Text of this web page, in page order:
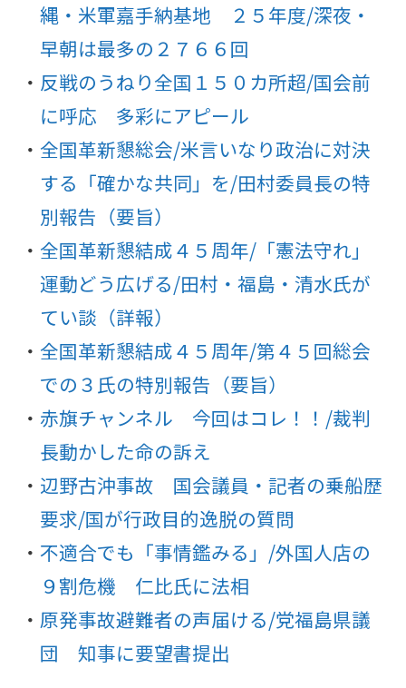
縄・米軍嘉手納基地 ２５年度/深夜・
早朝は最多の２７６６回
反戦のうねり全国１５０カ所超/国会前
に呼応 多彩にアピール
全国革新懇総会/米言いなり政治に対決
する「確かな共同」を/田村委員長の特
別報告（要旨）
全国革新懇結成４５周年/「憲法守れ」
運動どう広げる/田村・福島・清水氏が
てい談（詳報）
全国革新懇結成４５周年/第４５回総会
での３氏の特別報告（要旨）
赤旗チャンネル 今回はコレ！！/裁判
長動かした命の訴え
辺野古沖事故 国会議員・記者の乗船歴
要求/国が行政目的逸脱の質問
不適合でも「事情鑑みる」/外国人店の
９割危機 仁比氏に法相
原発事故避難者の声届ける/党福島県議
団 知事に要望書提出